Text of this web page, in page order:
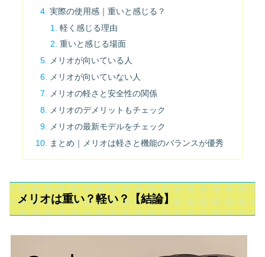
実際の使用感｜重いと感じる？
軽く感じる理由
重いと感じる場面
メリオが向いている人
メリオが向いていない人
メリオの軽さと安全性の関係
メリオのデメリットもチェック
メリオの最新モデルをチェック
まとめ｜メリオは軽さと機能のバランスが優秀
メリオは重い？軽い？【結論】